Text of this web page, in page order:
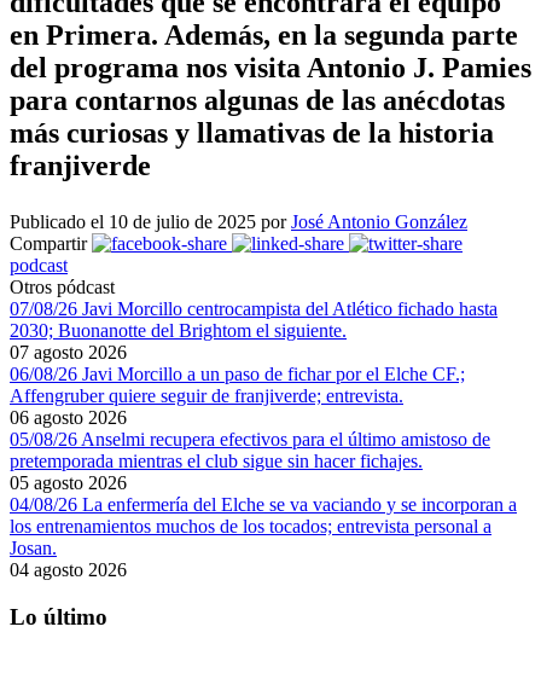
en Primera. Además, en la segunda parte
del programa nos visita Antonio J. Pamies
para contarnos algunas de las anécdotas
más curiosas y llamativas de la historia
franjiverde
Publicado el 10 de julio de 2025 porJosé Antonio González
Compartir
podcast
Otros pódcast
07/08/26 Javi Morcillo centrocampista del Atlético fichado hasta
2030; Buonanotte del Brightom el siguiente.
07 agosto 2026
06/08/26 Javi Morcillo a un paso de fichar por el Elche CF.;
Affengruber quiere seguir de franjiverde; entrevista.
06 agosto 2026
05/08/26 Anselmi recupera efectivos para el último amistoso de
pretemporada mientras el club sigue sin hacer fichajes.
05 agosto 2026
04/08/26 La enfermería del Elche se va vaciando y se incorporan a
los entrenamientos muchos de los tocados; entrevista personal a
Josan.
04 agosto 2026
Lo último